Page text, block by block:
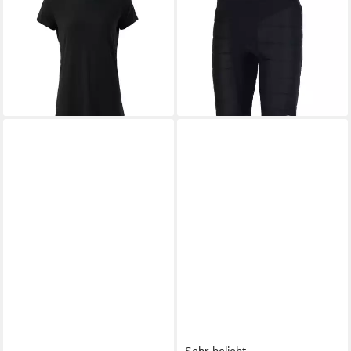
Funktionsshirt Damenshirt mit
Outlast-Technologie -
Kühlend, atmungsaktiv
lieferbar - in 2-3 Werktagen bei dir
Radlerhose Powercool SX3
Kühlhose - Kühlung durch
Aktivierung mit Wasser
ab 274,90 €
lieferbar - in 3-4 Werktagen bei dir